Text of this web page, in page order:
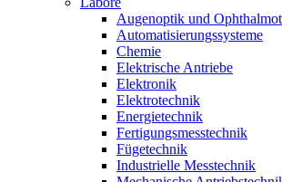
Augenoptik und
Automatisierungssysteme
Chemie
Elektrische Antriebe
Elektronik
Elektrotechnik
Energietechnik
Fertigungsmesstechnik
Fügetechnik
Industrielle Messtechnik